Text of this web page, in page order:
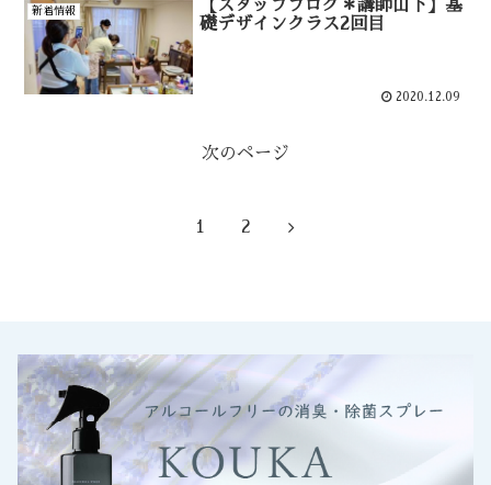
新着情報
【スタッフブログ＊講師山下】基
礎デザインクラス2回目
2020.12.09
次のページ
1 2